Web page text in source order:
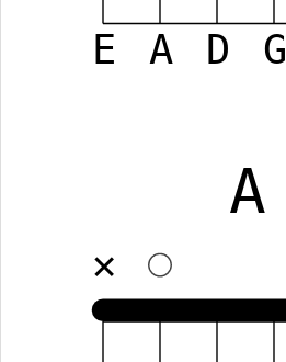
E A D G
A
✕